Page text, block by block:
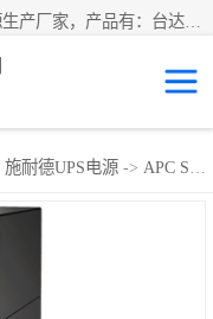
施耐德UPS电源 -> APC Smart-UPS SUA系列